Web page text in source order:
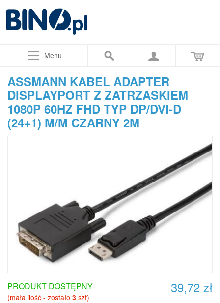
Menu
ASSMANN KABEL ADAPTER
DISPLAYPORT Z ZATRZASKIEM
1080P 60HZ FHD TYP DP/DVI-D
(24+1) M/M CZARNY 2M
39,72 zł
PRODUKT DOSTĘPNY
(mała ilość - zostało 3 szt)